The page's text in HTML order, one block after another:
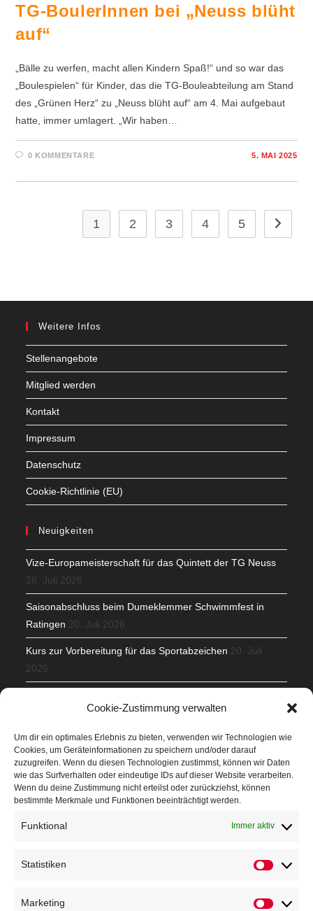
Cookie-Zustimmung verwalten
Um dir ein optimales Erlebnis zu bieten, verwenden wir Technologien wie
Cookies, um Geräteinformationen zu speichern und/oder darauf
zuzugreifen. Wenn du diesen Technologien zustimmst, können wir Daten
wie das Surfverhalten oder eindeutige IDs auf dieser Website verarbeiten.
Wenn du deine Zustimmung nicht erteilst oder zurückziehst, können
bestimmte Merkmale und Funktionen beeinträchtigt werden.
Funktional Immer aktiv
Statistiken
Marketing
TG-BoulerInnen bei „Neuss blüht
auf“
„Bälle zu werfen, macht allen Kindern Spaß!“ und so war das
„Boulespielen“ für Kinder, das die TG-Bouleabteilung am Stand
des „Grünen Herz“ zu „Neuss blüht auf“ am 4. Mai aufgebaut
hatte, immer umlagert. „Wir haben…
0 KOMMENTARE 5. MAI 2025
1 2 3 4 5 Zur
Weitere Infos
Stellenangebote
Mitglied werden
Kontakt
Impressum
Datenschutz
Cookie-Richtlinie (EU)
Neuigkeiten
Vize-Europameisterschaft für das Quintett der TG Neuss
28. Juli 2026
Saisonabschluss beim Dumeklemmer Schwimmfest in
Ratingen 20. Juli 2026
Kurs zur Vorbereitung für das Sportabzeichen 20. Juli
2026
Veranstaltungen
Höffner Run
Kindersportfest